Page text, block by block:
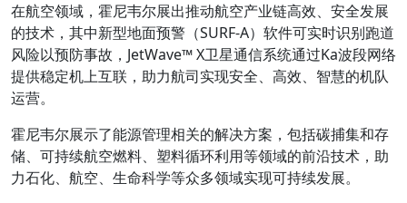
在航空领域，霍尼韦尔展出推动航空产业链高效、安全发展
的技术，其中新型地面预警（SURF-A）软件可实时识别跑道
风险以预防事故，JetWave™ X卫星通信系统通过Ka波段网络
提供稳定机上互联，助力航司实现安全、高效、智慧的机队
运营。
霍尼韦尔展示了能源管理相关的解决方案，包括碳捕集和存
储、可持续航空燃料、塑料循环利用等领域的前沿技术，助
力石化、航空、生命科学等众多领域实现可持续发展。